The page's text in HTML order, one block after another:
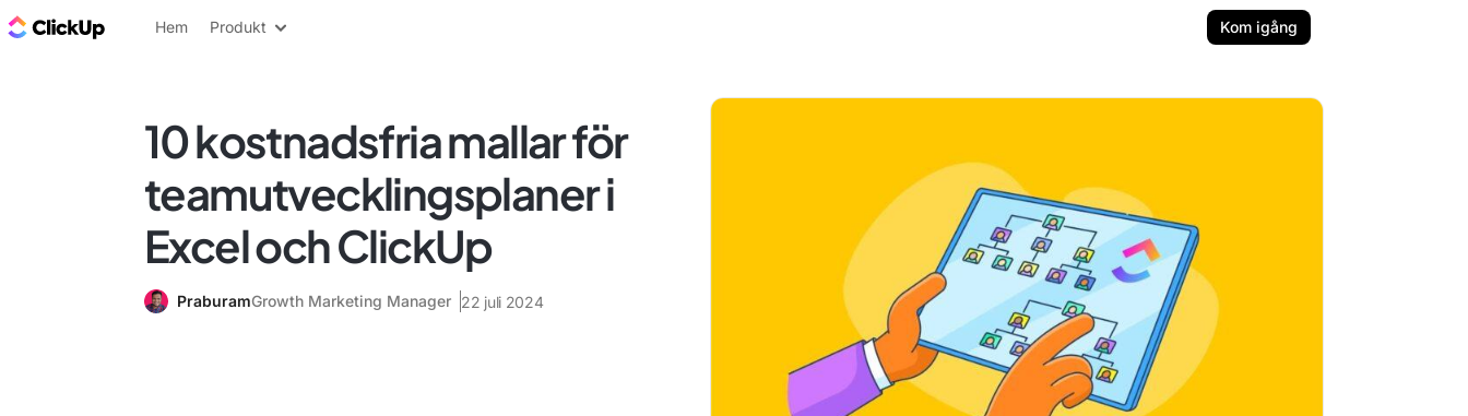
ClickUp-bloggen
Hem Produkt Kom igång
10 kostnadsfria mallar för
teamutvecklingsplaner i
Excel och ClickUp
PraburamGrowth Marketing Manager 22 juli 2024